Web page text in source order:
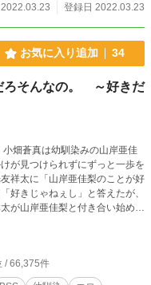
登録日 2022.03.23
お気に入り追加 34
ろそんなの。 ～好きだ
が見つけられずにずっと一歩を
祥太に「山岸亜佳梨のことが好
好きじゃねぇし」と答えたが、
が山岸亜佳梨と付き合い始めた
/ 66,375件